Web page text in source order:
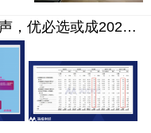
“人形机器人第一股”招股步入尾声，优必选或成2023港股打新收官之作